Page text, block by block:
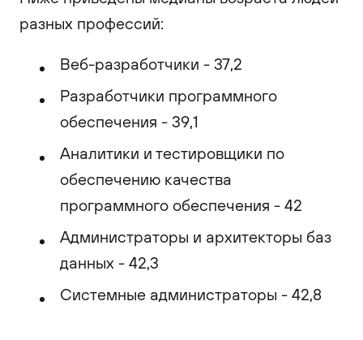
разных профессий:
Веб-разработчики - 37,2
Разработчики программного
обеспечения - 39,1
Аналитики и тестировщики по
обеспечению качества
программного обеспечения - 42
Администраторы и архитекторы баз
данных - 42,3
Системные администраторы - 42,8